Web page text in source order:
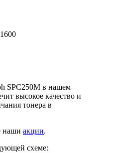
SPC250M в нашем
высокое качество и
тонера в
наши акции.
схеме: